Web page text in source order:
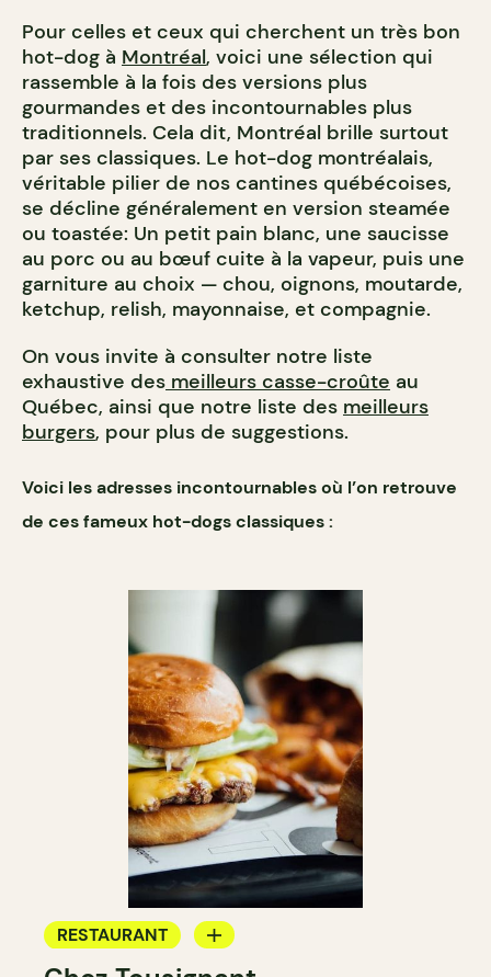
Pour celles et ceux qui cherchent un très bon
hot-dog à Montréal, voici une sélection qui
rassemble à la fois des versions plus
gourmandes et des incontournables plus
traditionnels. Cela dit, Montréal brille surtout
par ses classiques. Le hot-dog montréalais,
véritable pilier de nos cantines québécoises,
se décline généralement en version steamée
ou toastée: Un petit pain blanc, une saucisse
au porc ou au bœuf cuite à la vapeur, puis une
garniture au choix — chou, oignons, moutarde,
ketchup, relish, mayonnaise, et compagnie.
On vous invite à consulter notre liste
exhaustive des meilleurs casse-croûte au
Québec, ainsi que notre liste des meilleurs
burgers, pour plus de suggestions.
Voici les adresses incontournables où l’on retrouve
de ces fameux hot-dogs classiques :
RESTAURANT